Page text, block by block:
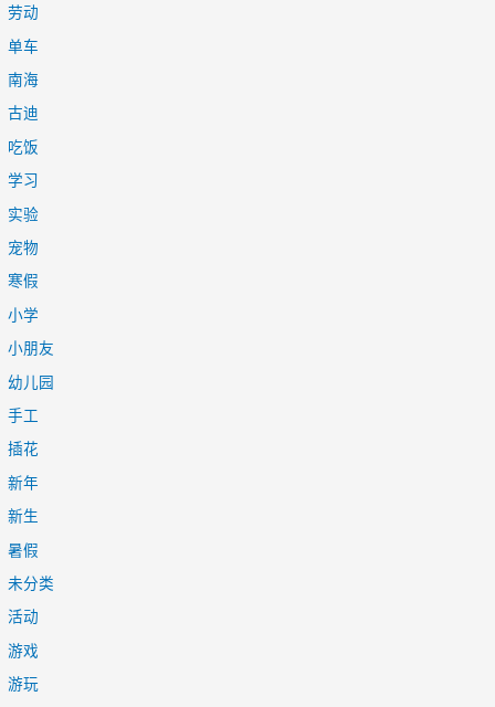
劳动
单车
南海
古迪
吃饭
学习
实验
宠物
寒假
小学
小朋友
幼儿园
手工
插花
新年
新生
暑假
未分类
活动
游戏
游玩